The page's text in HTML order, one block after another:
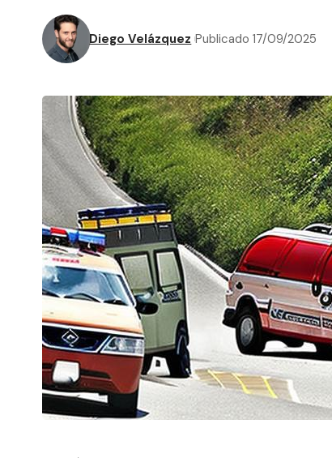
Diego Velázquez Publicado 17/09/2025